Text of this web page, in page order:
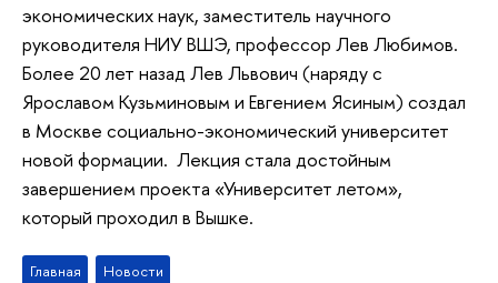
экономических наук, заместитель научного
руководителя НИУ ВШЭ, профессор Лев Любимов.
Более 20 лет назад Лев Львович (наряду с
Ярославом Кузьминовым и Евгением Ясиным) создал
в Москве социально-экономический университет
новой формации. Лекция стала достойным
завершением проекта «Университет летом»,
который проходил в Вышке.
Главная Новости